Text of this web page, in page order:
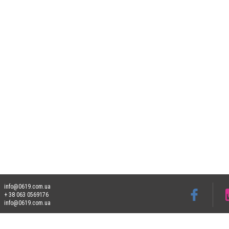
info@0619.com.ua
+ 38 063 0569176
info@0619.com.ua